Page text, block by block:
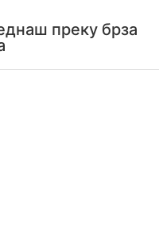
преку брза